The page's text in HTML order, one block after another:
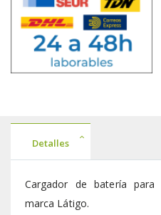
Detalles
Cargador de batería
marca Látigo.